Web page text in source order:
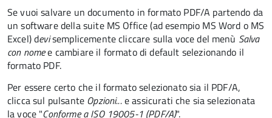
Se vuoi salvare un documento in formato PDF/A partendo da
un software della suite MS Office (ad esempio MS Word o MS
Excel) devisemplicemente cliccare sulla voce del menù Salva
con nomee cambiare il formato di default selezionando il
formato PDF.
Per essere certo che il formato selezionato sia il PDF/A,
clicca sul pulsante Opzioni...e assicurati che sia selezionata
la voce "Conforme a ISO 19005-1 (PDF/A)".